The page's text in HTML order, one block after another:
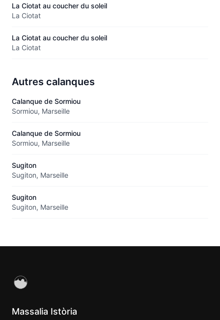
La Ciotat au coucher du soleil
La Ciotat
La Ciotat au coucher du soleil
La Ciotat
Autres calanques
Calanque de Sormiou
Sormiou, Marseille
Calanque de Sormiou
Sormiou, Marseille
Sugiton
Sugiton, Marseille
Sugiton
Sugiton, Marseille
Massalia Istòria